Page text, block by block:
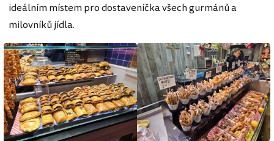
ideálním místem pro dostaveníčka všech gurmánů a
milovníků jídla.